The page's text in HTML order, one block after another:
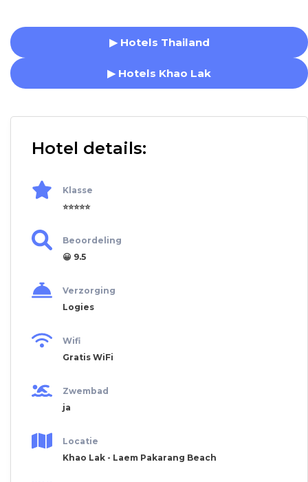
▶ Hotels Thailand
▶ Hotels Khao Lak
Hotel details:
Klasse
⭐⭐⭐⭐⭐
Beoordeling
😀 9.5
Verzorging
Logies
Wifi
Gratis WiFi
Zwembad
ja
Locatie
Khao Lak - Laem Pakarang Beach